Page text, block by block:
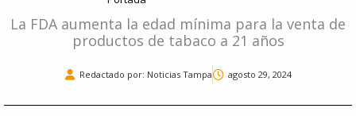
La FDA aumenta la edad mínima para la venta de
productos de tabaco a 21 años
Redactado por: Noticias Tampa agosto 29, 2024